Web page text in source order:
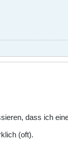
dass ich
(oft).